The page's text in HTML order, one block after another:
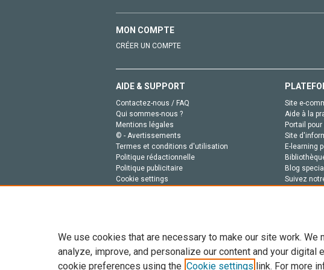
MON COMPTE
CRÉER UN COMPTE
AIDE & SUPPORT
Contactez-nous / FAQ
Qui sommes-nous ?
Mentions légales
© - Avertissements
Termes et conditions d'utilisation
Politique rédactionnelle
Politique publicitaire
Cookie settings
Site e-
Aide à la
Portail
Site
E-learning
Blog
Suivez
Tout le contenu de ce site: Copyright © 2026 Elsevier, ses
We use cookies that are necessary to make our site work.
analyze, improve, and personalize our content and your digital
cookie preferences using the Cookie settings link. For more